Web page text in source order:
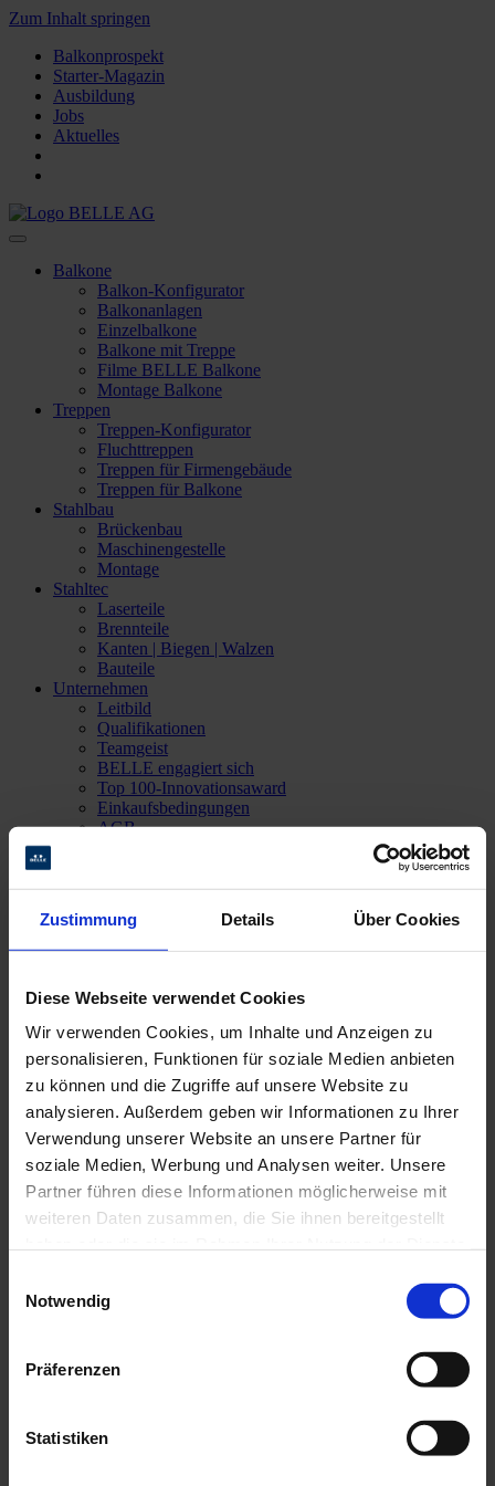
Zustimmung Details Über Cookies
Diese Webseite verwendet Cookies
Wir verwenden Cookies, um Inhalte und Anzeigen zu
personalisieren, Funktionen für soziale Medien anbieten
zu können und die Zugriffe auf unsere Website zu
analysieren. Außerdem geben wir Informationen zu Ihrer
Verwendung unserer Website an unsere Partner für
soziale Medien, Werbung und Analysen weiter. Unsere
Partner führen diese Informationen möglicherweise mit
weiteren Daten zusammen, die Sie ihnen bereitgestellt
Notwendig
Präferenzen
Statistiken
Zum Inhalt springen
Balkonprospekt
Starter-Magazin
Ausbildung
Jobs
Aktuelles
Balkone
Balkon-Konfigurator
Balkonanlagen
Einzelbalkone
Balkone mit Treppe
Filme BELLE Balkone
Montage Balkone
Treppen
Treppen-Konfigurator
Fluchttreppen
Treppen für Firmengebäude
Treppen für Balkone
Stahlbau
Brückenbau
Maschinengestelle
Montage
Stahltec
Laserteile
Brennteile
Kanten | Biegen | Walzen
Bauteile
Unternehmen
Leitbild
Qualifikationen
Teamgeist
BELLE engagiert sich
Top 100-Innovationsaward
Einkaufsbedingungen
AGB
Ausbildung
Aktuelles
Kontakt
Aktuell
Zwei Podestplätze für das
BELLE-Biketeam!
Aktuelles
Zwei Podestplätze für das BELLE-Biketeam!
Lesen Sie hier weiter: Kaiserstühler-Wochenbericht (Ausgabe
zurück